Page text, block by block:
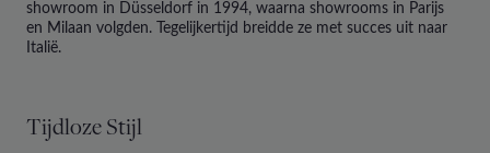
showroom in Düsseldorf in 1994, waarna showrooms in Parijs
en Milaan volgden. Tegelijkertijd breidde ze met succes uit naar
Italië.
Tijdloze Stijl